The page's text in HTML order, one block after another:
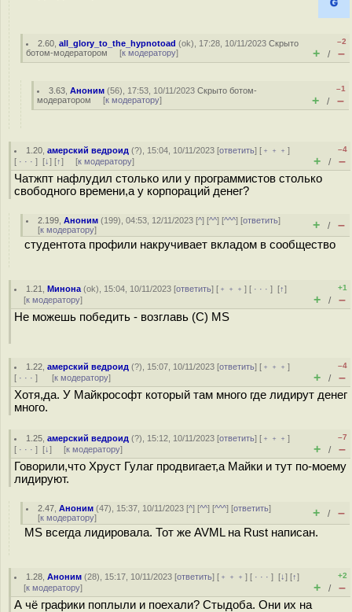
2.60 ,all_glory_to_the_hypnotoad (ok), 17:28, 10/11/2023Скрыто
ботом-модератором [к модератору]
–2
+ / –
3.63 ,Аноним (56), 17:53, 10/11/2023Скрыто ботом-
модератором [к модератору]
–1
+ / –
1.20 ,амерский ведроид (?), 15:04, 10/11/2023 [ответить] [ ﹢﹢﹢]
[ · · · ] [↓] [↑] [к модератору]
–4
+ / –
Чатжпт нафлудил столько или у программистов столько
свободного времени,а у корпораций денег?
2.199 ,Аноним (199), 04:53, 12/11/2023 [^] [^^] [^^^] [ответить]
[к модератору] + / –
студентота профили накручивает вкладом в сообщество
1.21 ,Минона (ok), 15:04, 10/11/2023 [ответить] [ ﹢﹢﹢] [ · · ·][↑]
[к модератору]
+1
+ / –
Не можешь победить - возглавь (С) MS
1.22 ,амерский ведроид (?), 15:07, 10/11/2023 [ответить] [ ﹢﹢﹢]
[ · · · ] [к модератору]
–4
+ / –
Хотя,да. У Майкрософт который там много где лидирут денег
много.
1.25 ,амерский ведроид (?), 15:12, 10/11/2023 [ответить] [ ﹢﹢﹢]
[ · · · ] [↓] [к модератору]
–7
+ / –
Говорили,что Хруст Гулаг продвигает,а Майки и тут по-моему
лидируют.
2.47 ,Аноним (47), 15:37, 10/11/2023 [^] [^^] [^^^] [ответить]
[к модератору] + / –
MS всегда лидировала. Тот же AVML на Rust написан.
1.28 ,Аноним (28), 15:17, 10/11/2023 [ответить] [ ﹢﹢﹢] [ · · ·][↓] [↑]
[к модератору]
+2
+ / –
А чё графики поплыли и поехали? Стыдоба. Они их на